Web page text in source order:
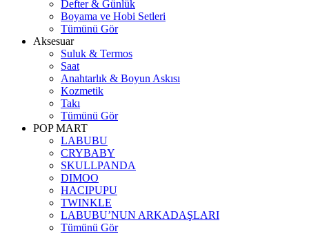
Defter & Günlük
Boyama ve Hobi Setleri
Tümünü Gör
Aksesuar
Suluk & Termos
Saat
Anahtarlık & Boyun Askısı
Kozmetik
Takı
Tümünü Gör
POP MART
LABUBU
CRYBABY
SKULLPANDA
DIMOO
HACIPUPU
TWINKLE
LABUBU’NUN ARKADAŞLARI
Tümünü Gör